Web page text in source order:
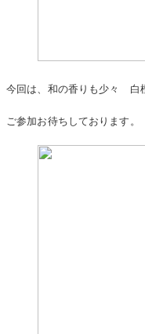
今回は、和の香りも少々 白
ご参加お待ちしております。